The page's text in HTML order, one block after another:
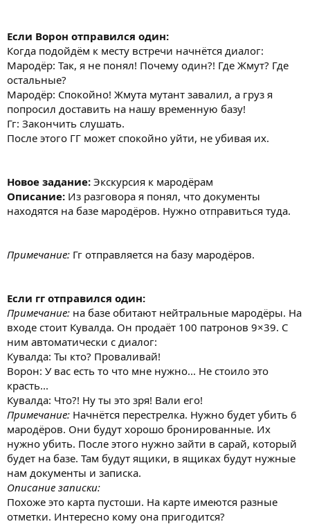
Если Ворон отправился один:
Когда подойдём к месту встречи начнётся диалог:
Мародёр: Так, я не понял! Почему один?! Где Жмут? Где
остальные?
Мародёр: Спокойно! Жмута мутант завалил, а груз я
попросил доставить на нашу временную базу!
Гг: Закончить слушать.
После этого ГГ может спокойно уйти, не убивая их.
Новое задание: Экскурсия к мародёрам
Описание: Из разговора я понял, что документы
находятся на базе мародёров. Нужно отправиться туда.
Примечание: Гг отправляется на базу мародёров.
Если гг отправился один:
Примечание: на базе обитают нейтральные мародёры. На
входе стоит Кувалда. Он продаёт 100 патронов 9×39. С
ним автоматически с диалог:
Кувалда: Ты кто? Проваливай!
Ворон: У вас есть то что мне нужно... Не стоило это
красть...
Кувалда: Что?! Ну ты это зря! Вали его!
Примечание: Начнётся перестрелка. Нужно будет убить 6
мародёров. Они будут хорошо бронированные. Их
нужно убить. После этого нужно зайти в сарай, который
будет на базе. Там будут ящики, в ящиках будут нужные
нам документы и записка.
Описание записки:
Похоже это карта пустоши. На карте имеются разные
отметки. Интересно кому она пригодится?